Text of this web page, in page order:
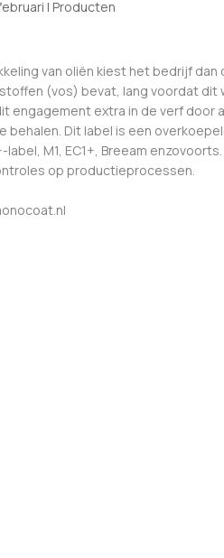
| Producten
van oliën kiest het bedrijf
(vos) bevat, lang voordat dit
engagement extra in de verf door
behalen. Dit label is een
label, M1, EC1+, Breeam
op productieprocessen.